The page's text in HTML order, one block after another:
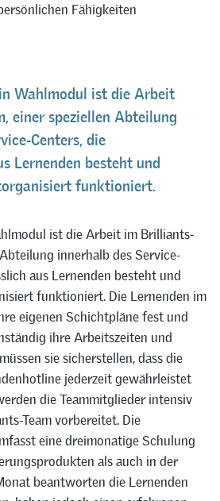
Fähigkeiten
Wahlmodul ist die Arbeit
einer speziellen Abteilung
Centers, die
Lernenden besteht und
funktioniert.
ist die Arbeit im Brilliants-
innerhalb des Service-
aus Lernenden besteht und
funktioniert. Die Lernenden im
eigenen Schichtpläne fest und
ihre Arbeitszeiten und
sie sicherstellen, dass die
jederzeit gewährleistet
die Teammitglieder intensiv
Team vorbereitet. Die
eine dreimonatige Schulung
als auch in der
beantworten die Lernenden